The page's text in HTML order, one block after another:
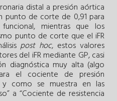
distal a presión aórtica
punto de corte de 0,91 para
mientras que los
punto de corte que el iFR
post hoc, estos valores
del iFR mediante GP, casi
diagnóstica muy alta (algo
el cociente de presión
como se muestra en las
a “Cociente de resistencia